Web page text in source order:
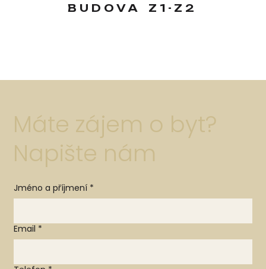
BUDOVA Z1-Z2
Máte zájem o byt?
Napište nám
Jméno a příjmení *
Email *